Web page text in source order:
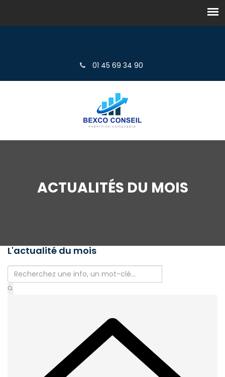
01 45 69 34 90
ACTUALITÉS DU MOIS
L'actualité du mois